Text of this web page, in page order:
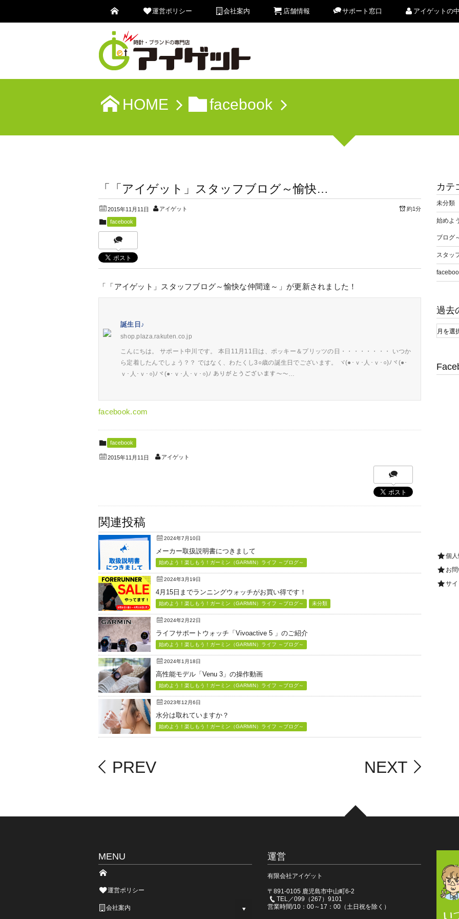
運営ポリシー 会社案内 店舗情報 サポート窓口 アイゲットの
HOME facebook
「「アイゲット」スタッフブログ～愉快…
2015年11月11日 アイゲット 約1分
facebook
「「アイゲット」スタッフブログ～愉快な仲間達～」が更新されました！
誕生日♪
shop.plaza.rakuten.co.jp
こんにちは。 サポート中川です。 本日11月11日は、ポッキー＆プリッツの日・・・・・・・・ いつか
ら定着したんでしょう？？ ではなく、わたくし3○歳の誕生日でございます。 ヾ(●･ｖ･人･ｖ･○)ﾉヾ(●･
ｖ･人･ｖ･○)ﾉヾ(●･ｖ･人･ｖ･○)ﾉ ありがとうございます～～…
facebook.com
facebook
2015年11月11日 アイゲット
関連投稿
2024年7月10日
メーカー取扱説明書につきまして
始めよう！楽しもう！ガーミン（GARMIN）ライフ ～ブログ～
2024年3月19日
4月15日までランニングウォッチがお買い得です！
始めよう！楽しもう！ガーミン（GARMIN）ライフ ～ブログ～ 未分類
2024年2月22日
ライフサポートウォッチ「Vivoactive 5 」のご紹介
始めよう！楽しもう！ガーミン（GARMIN）ライフ ～ブログ～
2024年1月18日
高性能モデル「Venu 3」の操作動画
始めよう！楽しもう！ガーミン（GARMIN）ライフ ～ブログ～
2023年12月6日
水分は取れていますか？
始めよう！楽しもう！ガーミン（GARMIN）ライフ ～ブログ～
PREV NEXT
カテ
未分類
始めよ
ブログ
スタッ
過去
個
お
サ
MENU
運営ポリシー
会社案内
運営
有限会社アイゲット
〒891-0105 鹿児島市中山町6-2
TEL／099（267）9101
営業時間/10：00～17：00（土日祝を除く）